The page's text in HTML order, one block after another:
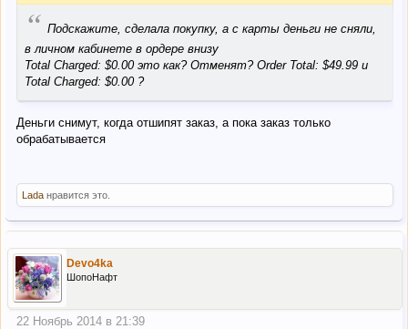
“ Подскажите, сделала покупку, а с карты деньги не сняли,
в личном кабинете в ордере внизу
Total Charged: $0.00 это как? Отменят? Order Total: $49.99 и
Total Charged: $0.00 ?
Деньги снимут, когда отшипят заказ, а пока заказ только
обрабатывается
Lada нравится это.
Devo4ka
ШопоНафт
22 Ноябрь 2014 в 21:39